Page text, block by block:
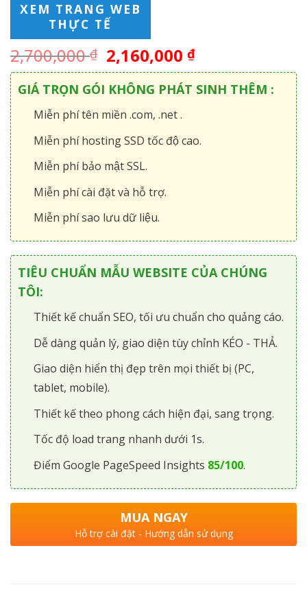
XEM TRANG WEB
THỰC TẾ
2,700,000₫ 2,160,000₫
GIÁ TRỌN GÓI KHÔNG PHÁT SINH THÊM :
Miễn phí tên miền .com, .net .
Miễn phí hosting SSD tốc độ cao.
Miễn phí bảo mật SSL.
Miễn phí cài đặt và hỗ trợ.
Miễn phí sao lưu dữ liệu.
TIÊU CHUẨN MẪU WEBSITE CỦA CHÚNG
TÔI:
Thiết kế chuẩn SEO, tối ưu chuẩn cho quảng cáo.
Dễ dàng quản lý, giao diện tùy chỉnh KÉO - THẢ.
Giao diện hiển thị đẹp trên mọi thiết bị (PC,
tablet, mobile).
Thiết kế theo phong cách hiện đại, sang trọng.
Tốc độ load trang nhanh dưới 1s.
Điểm Google PageSpeed Insights 85/100.
MUA NGAY
Hỗ trợ cài đặt - Hướng dẫn sử dụng